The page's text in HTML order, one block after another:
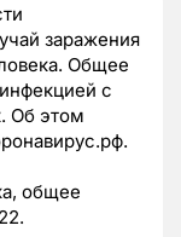
заражения
Общее
с
Об этом
общее